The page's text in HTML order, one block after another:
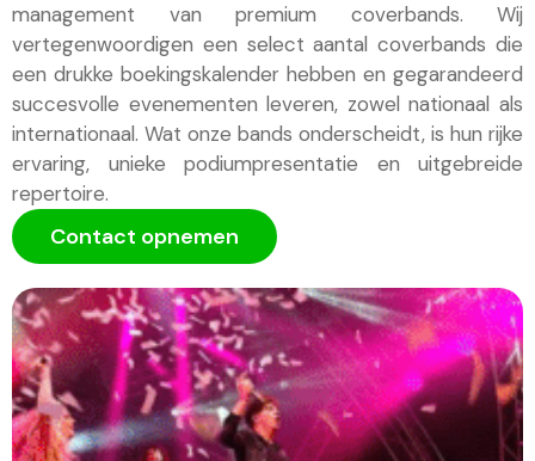
management van premium coverbands. Wij
vertegenwoordigen een select aantal coverbands die
een drukke boekingskalender hebben en gegarandeerd
succesvolle evenementen leveren, zowel nationaal als
internationaal. Wat onze bands onderscheidt, is hun rijke
ervaring, unieke podiumpresentatie en uitgebreide
repertoire.
Contact opnemen